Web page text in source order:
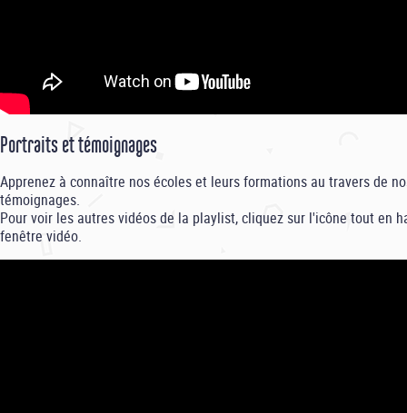
Portraits et témoignages
Apprenez à connaître nos écoles et leurs formations au travers de
témoignages.
Pour voir les autres vidéos de la playlist, cliquez sur l'icône tout en
fenêtre vidéo.